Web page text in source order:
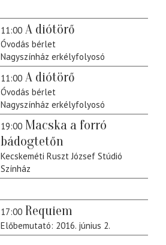
11:00 A diótörő
Óvodás bérlet
Nagyszínház erkélyfolyosó
11:00 A diótörő
Óvodás bérlet
Nagyszínház erkélyfolyosó
19:00 Macska a forró
bádogtetőn
Kecskeméti Ruszt József Stúdió
Színház
17:00 Requiem
Előbemutató: 2016. június 2.